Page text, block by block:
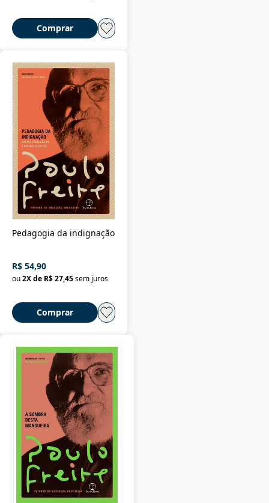
Comprar
Pedagogia da indignação
R$ 54,90
ou2X de R$ 27,45sem juros
Comprar